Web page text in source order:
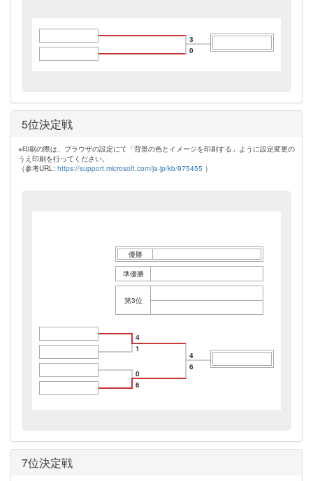
3
0
5位決定戦
※印刷の際は、ブラウザの設定にて「背景の色とイメージを印刷する」ように設定変更の
うえ印刷を行ってください。
（参考URL: https://support.microsoft.com/ja-jp/kb/975455 ）
優勝
準優勝
第3位
4
1
4
0
6
6
7位決定戦